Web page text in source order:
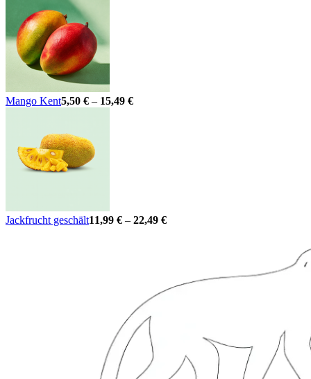
Mango Kent5,50 € – 15,49 €
Jackfrucht geschält11,99 € – 22,49 €